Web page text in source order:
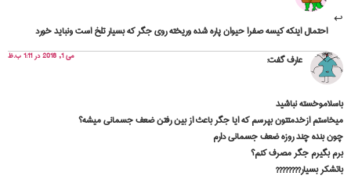
احتمال اینکه کیسه صفرا حیوان پاره شده وریخته روی جگر که بسیار تلخ است ونباید خورد
عارفگفت: می 1, 2018 در 1:11 ب.ظ
باسلاموخسته نباشيد
ميخاستم ازخدمتتون بپرسم كه ايا جگر باعث از بين رفتن ضعف جسمانى ميشه؟
چون بنده چند روزه ضعف جسمانى دارم
برم بگيرم جگر مصرف كنم؟
باتشكر بسيار????????